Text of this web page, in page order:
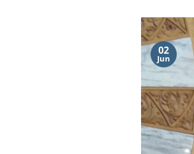
02
Jun